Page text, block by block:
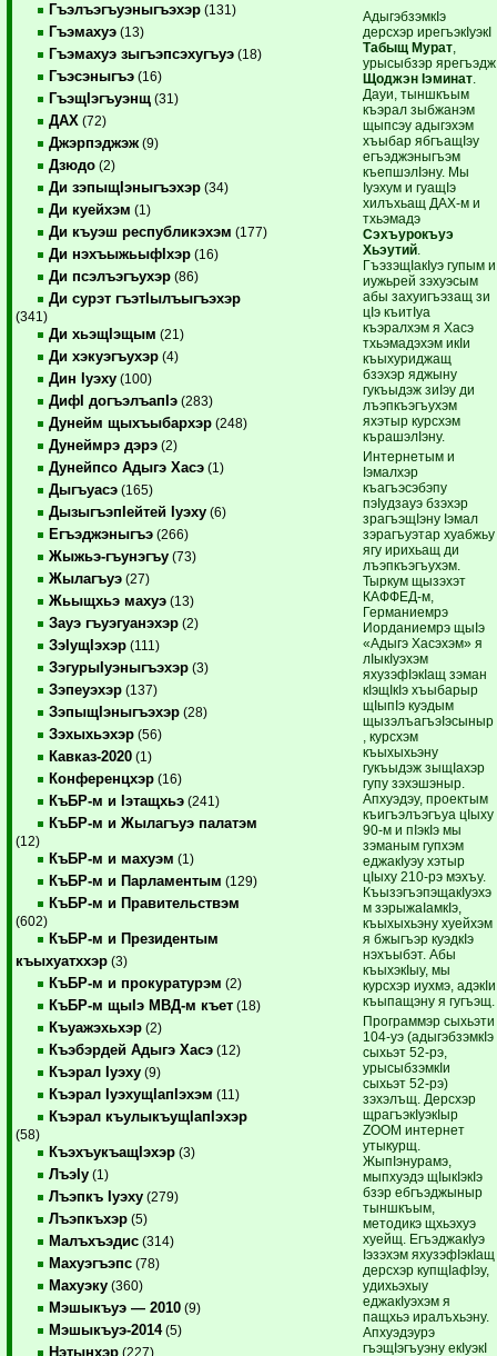
Гъэлъэгъуэныгъэхэр (131)
Гъэмахуэ (13)
Гъэмахуэ зыгъэпсэхугъуэ (18)
Гъэсэныгъэ (16)
ГъэщIэгъуэнщ (31)
ДАХ (72)
Джэрпэджэж (9)
Дзюдо (2)
Ди зэпыщIэныгъэхэр (34)
Ди куейхэм (1)
Ди къуэш республикэхэм (177)
Ди нэхъыжьыфIхэр (16)
Ди псэлъэгъухэр (86)
Ди сурэт гъэтIылъыгъэхэр
(341)
Ди хьэщIэщым (21)
Ди хэкуэгъухэр (4)
Дин Iуэху (100)
ДифI догъэлъапIэ (283)
Дунейм щыхъыбархэр (248)
Дунеймрэ дэрэ (2)
Дунейпсо Адыгэ Хасэ (1)
Дыгъуасэ (165)
ДызыгъэпIейтей Iуэху (6)
Егъэджэныгъэ (266)
Жыжьэ-гъунэгъу (73)
Жылагъуэ (27)
Жьыщхьэ махуэ (13)
Зауэ гъуэгуанэхэр (2)
ЗэIущIэхэр (111)
ЗэгурыIуэныгъэхэр (3)
Зэпеуэхэр (137)
ЗэпыщIэныгъэхэр (28)
Зэхыхьэхэр (56)
Кавказ-2020 (1)
Конференцхэр (16)
КъБР-м и Iэтащхьэ (241)
КъБР-м и Жылагъуэ палатэм
(12)
КъБР-м и махуэм (1)
КъБР-м и Парламентым (129)
КъБР-м и Правительствэм
(602)
КъБР-м и Президентым
къыхуатххэр (3)
КъБР-м и прокуратурэм (2)
КъБР-м щыIэ МВД-м къет (18)
Къуажэхьхэр (2)
Къэбэрдей Адыгэ Хасэ (12)
Къэрал Iуэху (9)
Къэрал IуэхущIапIэхэм (11)
Къэрал къулыкъущIапIэхэр
(58)
КъэхъукъащIэхэр (3)
ЛъэIу (1)
Лъэпкъ Iуэху (279)
Лъэпкъхэр (5)
Малъхъэдис (314)
Махуэгъэпс (78)
Махуэку (360)
Мэшыкъуэ — 2010 (9)
Мэшыкъуэ-2014(5)
Нэтынхэр (227)
АдыгэбзэмкIэ
дерсхэр ирегъэкIуэкI
Табыщ Мурат
урысыбзэр ярегъэдж
Щоджэн Iэминат
Дауи, тыншкъым
къэрал зыбжанэм
щыпсэу адыгэхэм
хъыбар ябгъащIэу
егъэджэныгъэм
къепшэлIэну. Мы
Iуэхум и гуащIэ
хилъхьащ ДАХ-м и
тхьэмадэ
Сэхъурокъуэ
Хьэутий
ГъэзэщIакIуэ гупым и
иужьрей зэхуэсым
абы захуигъэзащ зи
цIэ къитIуа
къэралхэм я Хасэ
тхьэмадэхэм икIи
къыхуриджащ
бзэхэр яджыну
гукъыдэж зиIэу ди
лъэпкъэгъухэм
яхэтыр курсхэм
кърашэлIэну.
Интернетым и
Iэмалхэр
къагъэсэбэпу
пэIудзауэ бзэхэр
зрагъэщIэну Iэмал
зэрагъуэтар хуабжьу
ягу ирихьащ ди
лъэпкъэгъухэм.
Тыркум щызэхэт
КАФФЕД-м,
Германиемрэ
Иорданиемрэ щыIэ
«Адыгэ Хасэхэм» я
лIыкIуэхэм
яхузэфIэкIащ зэман
кIэщIкIэ хъыбарыр
щIыпIэ куэдым
щызэлъагъэIэсыныр
, курсхэм
къыхыхьэну
гукъыдэж зыщIахэр
гупу зэхэшэныр.
Апхуэдэу, проектым
къигъэлъэгъуа цIыху
90-м и пIэкIэ мы
зэманым гупхэм
еджакIуэу хэтыр
цIыху 210-рэ мэхъу.
КъызэгъэпэщакIуэхэ
м зэрыжаIамкIэ,
къыхыхьэну хуейхэм
я бжыгъэр куэдкIэ
нэхъыбэт. Абы
къыхэкIыу, мы
курсхэр иухмэ, адэкIи
къыпащэну я гугъэщ.
Программэр сыхьэти
104-уэ (адыгэбзэмкIэ
сыхьэт 52-рэ,
урысыбзэмкIи
сыхьэт 52-рэ)
зэхэлъщ. Дерсхэр
щрагъэкIуэкIыр
ZOOM интернет
утыкурщ.
ЖыпIэнурамэ,
мыпхуэдэ щIыкIэкIэ
бзэр ебгъэджыныр
тыншкъым,
методикэ щхьэхуэ
хуейщ. ЕгъэджакIуэ
Iэзэхэм яхузэфIэкIащ
дерсхэр купщIафIэу,
удихьэхыу
еджакIуэхэм я
пащхьэ иралъхьэну.
Апхуэдэурэ
гъэщIэгъуэну екIуэкI